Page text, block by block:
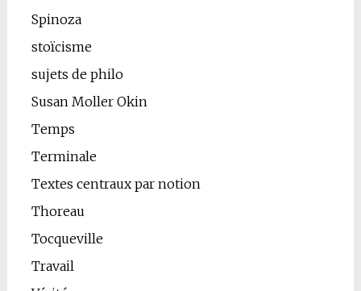
Spinoza
stoïcisme
sujets de philo
Susan Moller Okin
Temps
Terminale
Textes centraux par notion
Thoreau
Tocqueville
Travail